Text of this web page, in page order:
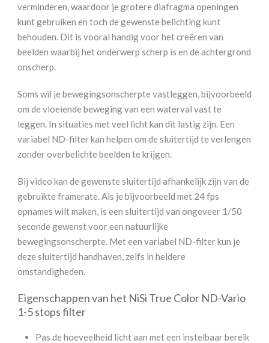
verminderen, waardoor je grotere diafragma openingen
kunt gebruiken en toch de gewenste belichting kunt
behouden. Dit is vooral handig voor het creëren van
beelden waarbij het onderwerp scherp is en de achtergrond
onscherp.
Soms wil je bewegingsonscherpte vastleggen, bijvoorbeeld
om de vloeiende beweging van een waterval vast te
leggen. In situaties met veel licht kan dit lastig zijn. Een
variabel ND-filter kan helpen om de sluitertijd te verlengen
zonder overbelichte beelden te krijgen.
Bij video kan de gewenste sluitertijd afhankelijk zijn van de
gebruikte framerate. Als je bijvoorbeeld met 24 fps
opnames wilt maken, is een sluitertijd van ongeveer 1/50
seconde gewenst voor een natuurlijke
bewegingsonscherpte. Met een variabel ND-filter kun je
deze sluitertijd handhaven, zelfs in heldere
omstandigheden.
Eigenschappen van het NiSi True Color ND-Vario
1-5 stops filter
Pas de hoeveelheid licht aan met een instelbaar bereik